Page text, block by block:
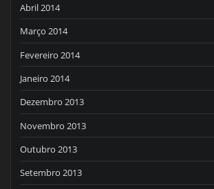
Abril 2014
Março 2014
Fevereiro 2014
Janeiro 2014
Dezembro 2013
Novembro 2013
Outubro 2013
Setembro 2013